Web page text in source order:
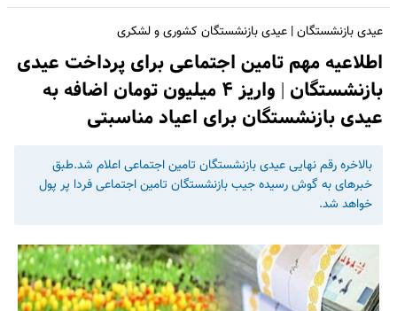
عیدی بازنشستگان | عیدی بازنشستگان کشوری و لشکری
اطلاعیه مهم تامین اجتماعی برای پرداخت عیدی
بازنشستگان | واریز ۴ میلیون تومان اضافه به
عیدی بازنشستگان برای اعیاد مناسبتی
بالاخره رقم نهایی عیدی بازنشستگان تامین اجتماعی اعلام شد.طبق
خبرهای به گوش رسیده جیب بازنشستگان تامین اجتماعی فردا پر پول
خواهد شد.